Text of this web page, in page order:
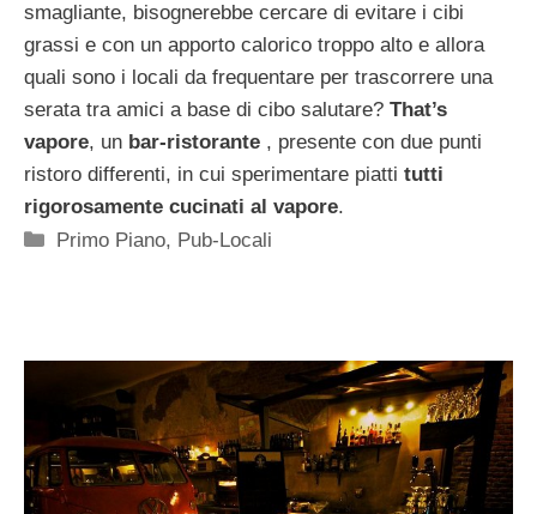
smagliante, bisognerebbe cercare di evitare i cibi
grassi e con un apporto calorico troppo alto e allora
quali sono i locali da frequentare per trascorrere una
serata tra amici a base di cibo salutare? That’s
vapore, un bar-ristorante , presente con due punti
ristoro differenti, in cui sperimentare piatti tutti
rigorosamente cucinati al vapore.
Categorie
Primo Piano, Pub-Locali